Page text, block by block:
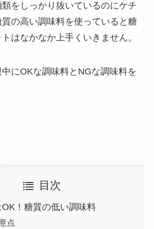
をしっかり抜いているのにケチ
の高い調味料を使っていると糖
はなかなか上手くいきません。
にOKな調味料とNGな調味料を
目次
OK！糖質の低い調味料
点